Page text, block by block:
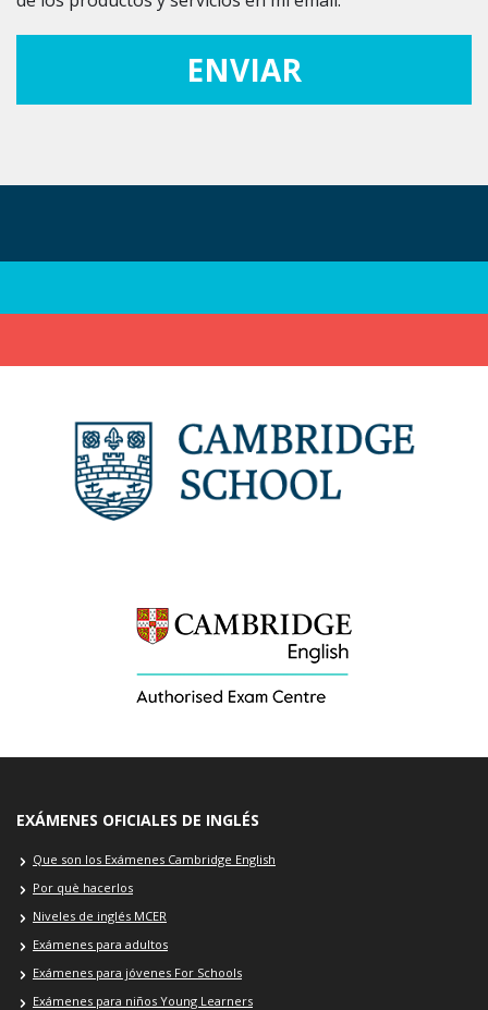
ENVIAR
EXÁMENES OFICIALES DE INGLÉS
Que son los Exámenes Cambridge English
Por què hacerlos
Niveles de inglés MCER
Exámenes para adultos
Exámenes para jóvenes For Schools
Exámenes para niños Young Learners